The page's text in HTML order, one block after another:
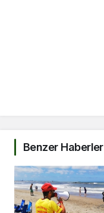
Benzer Haberler